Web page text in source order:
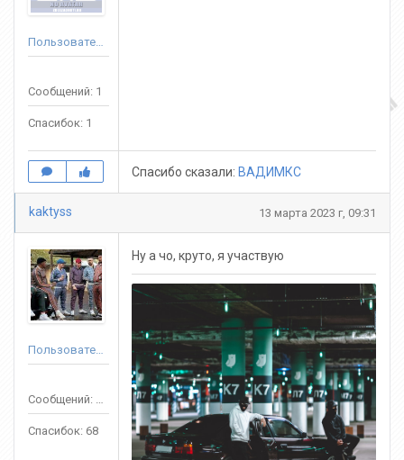
Пользователь
Сообщений: 1
Спасибок: 1
Спасибо сказали: ВАДИМКС
kaktyss 13 марта 2023 г, 09:31
Пользователь
Сообщений: 129
Спасибок: 68
Ну а чо, круто, я участвую